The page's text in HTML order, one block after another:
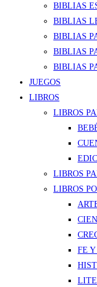
BIBLIAS
BIBLIAS
BIBLIAS
BIBLIAS
BIBLIAS
JUEGOS
LIBROS
LIBROS
LIBROS
LIBROS
FE